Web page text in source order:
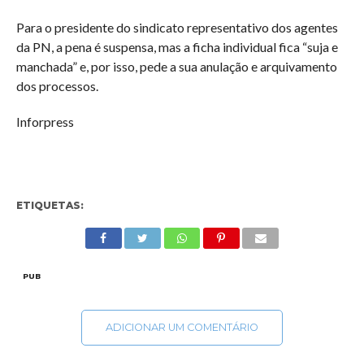
Para o presidente do sindicato representativo dos agentes
da PN, a pena é suspensa, mas a ficha individual fica “suja e
manchada” e, por isso, pede a sua anulação e arquivamento
dos processos.
Inforpress
ETIQUETAS:
PUB
ADICIONAR UM COMENTÁRIO